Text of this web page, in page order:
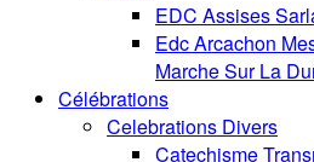
EDC Assises
Edc Arcachon
Marche Sur La
Célébrations
Celebrations Divers
Catechisme